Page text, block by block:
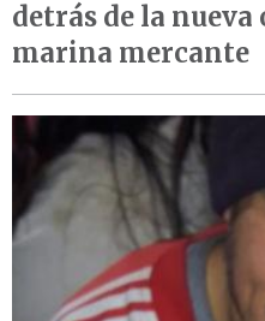
detrás de la
marina mercante